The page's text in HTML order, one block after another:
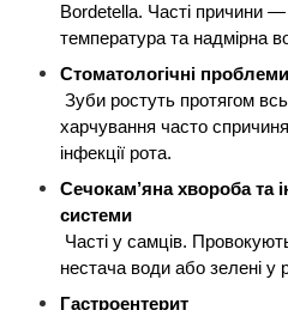
Bordetella. Часті причини —
температура та надмірна
Стоматологічні проблеми
харчування часто
інфекції рота.
Сечокам’яна хвороба та
системи
нестача води або зелені у
Гастроентерит